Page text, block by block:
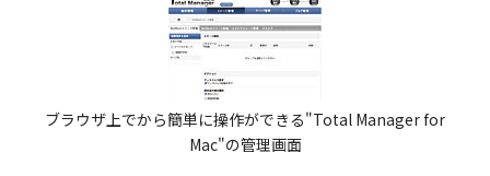
ブラウザ上でから簡単に操作ができる"Total Manager for
Mac"の管理画面